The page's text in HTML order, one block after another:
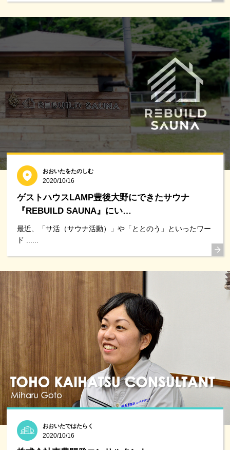
おおいたをたのしむ
2020/10/16
ゲストハウスLAMP豊後大野にできたサウナ
『REBUILD SAUNA』にい…
最近、「サ活（サウナ活動）」や「ととのう」といったワー
ド ......
おおいたではたらく
2020/10/16